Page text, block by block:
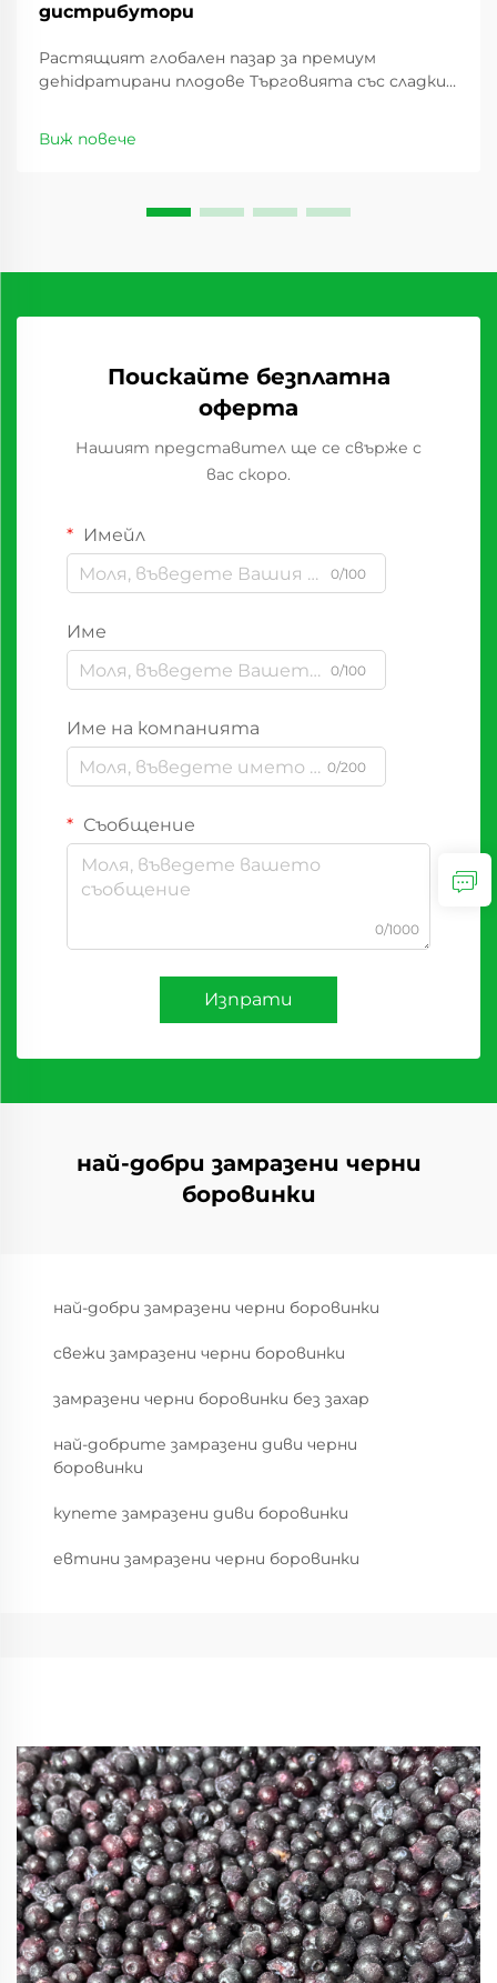
дистрибутори
Растящият глобален пазар за премиум
деhidратирани плодове Търговията със сладки
последното десетилетие, като предлага
изгодни възможности за дистрибутори по
Виж повече
Поискайте безплатна
оферта
Нашият представител ще се свърже с
вас скоро.
Имейл
0/100
Име
0/100
Име на компанията
0/200
Съобщение
0/1000
Изпрати
най-добри замразени черни
боровинки
най-добри замразени черни боровинки
свежи замразени черни боровинки
замразени черни боровинки без захар
най-добрите замразени диви черни
боровинки
купете замразени диви боровинки
евтини замразени черни боровинки